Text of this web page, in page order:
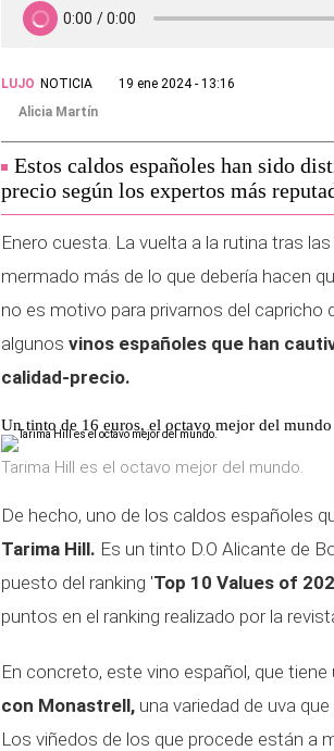
LUJO NOTICIA
19 ene 2024 - 13:16
Alicia Martín
Estos caldos españoles han sido
precio según los expertos más
Enero cuesta. La vuelta a la rutina tras
mermado más de lo que debería hacen
no es motivo para privarnos del capricho
algunos vinos españoles que han
calidad-precio.
Un tinto de 16 euros, el octavo mejor del mundo
Tarima Hill es el octavo mejor del mundo.
De hecho, uno de los caldos españoles
Tarima Hill. Es un tinto D.O Alicante de
puesto del ranking 'Top 10 Values of
puntos en el ranking realizado por la
En concreto, este vino español, que
con Monastrell, una variedad de uva
Los viñedos de los que procede están a